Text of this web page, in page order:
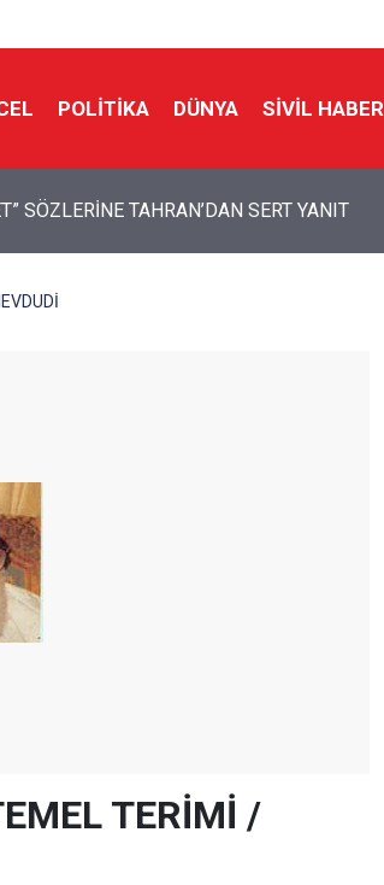
POLITIKA DÜNYA SIVIL HABER
Filistin Konvoyu
TERİMİ /